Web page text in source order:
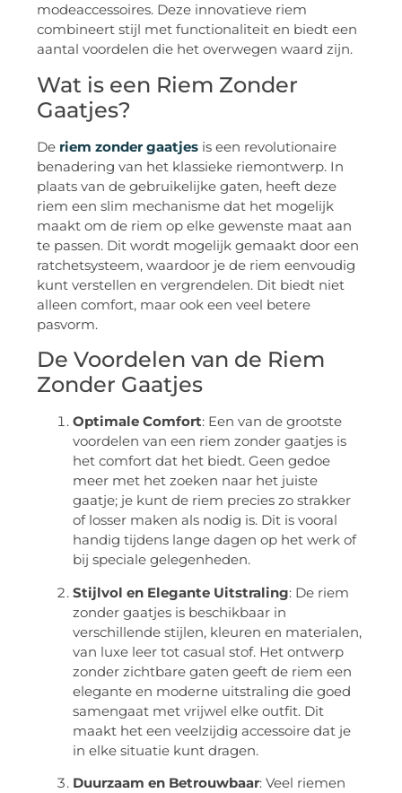
modeaccessoires. Deze innovatieve riem
combineert stijl met functionaliteit en biedt een
aantal voordelen die het overwegen waard zijn.
Wat is een Riem Zonder
Gaatjes?
De riem zonder gaatjes is een revolutionaire
benadering van het klassieke riemontwerp. In
plaats van de gebruikelijke gaten, heeft deze
riem een slim mechanisme dat het mogelijk
maakt om de riem op elke gewenste maat aan
te passen. Dit wordt mogelijk gemaakt door een
ratchetsysteem, waardoor je de riem eenvoudig
kunt verstellen en vergrendelen. Dit biedt niet
alleen comfort, maar ook een veel betere
pasvorm.
De Voordelen van de Riem
Zonder Gaatjes
Optimale Comfort: Een van de grootste
voordelen van een riem zonder gaatjes is
het comfort dat het biedt. Geen gedoe
meer met het zoeken naar het juiste
gaatje; je kunt de riem precies zo strakker
of losser maken als nodig is. Dit is vooral
handig tijdens lange dagen op het werk of
bij speciale gelegenheden.
Stijlvol en Elegante Uitstraling: De riem
zonder gaatjes is beschikbaar in
verschillende stijlen, kleuren en materialen,
van luxe leer tot casual stof. Het ontwerp
zonder zichtbare gaten geeft de riem een
elegante en moderne uitstraling die goed
samengaat met vrijwel elke outfit. Dit
maakt het een veelzijdig accessoire dat je
in elke situatie kunt dragen.
Duurzaam en Betrouwbaar: Veel riemen